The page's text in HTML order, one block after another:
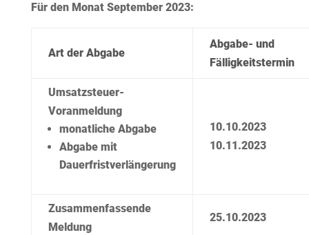
Für den Monat September 2023:
Art der Abgabe
Abgabe- und
Fälligkeitstermin
Umsatzsteuer-
Voranmeldung
monatliche Abgabe
Abgabe mit
Dauerfristverlängerung
10.10.2023
10.11.2023
Zusammenfassende
Meldung
25.10.2023